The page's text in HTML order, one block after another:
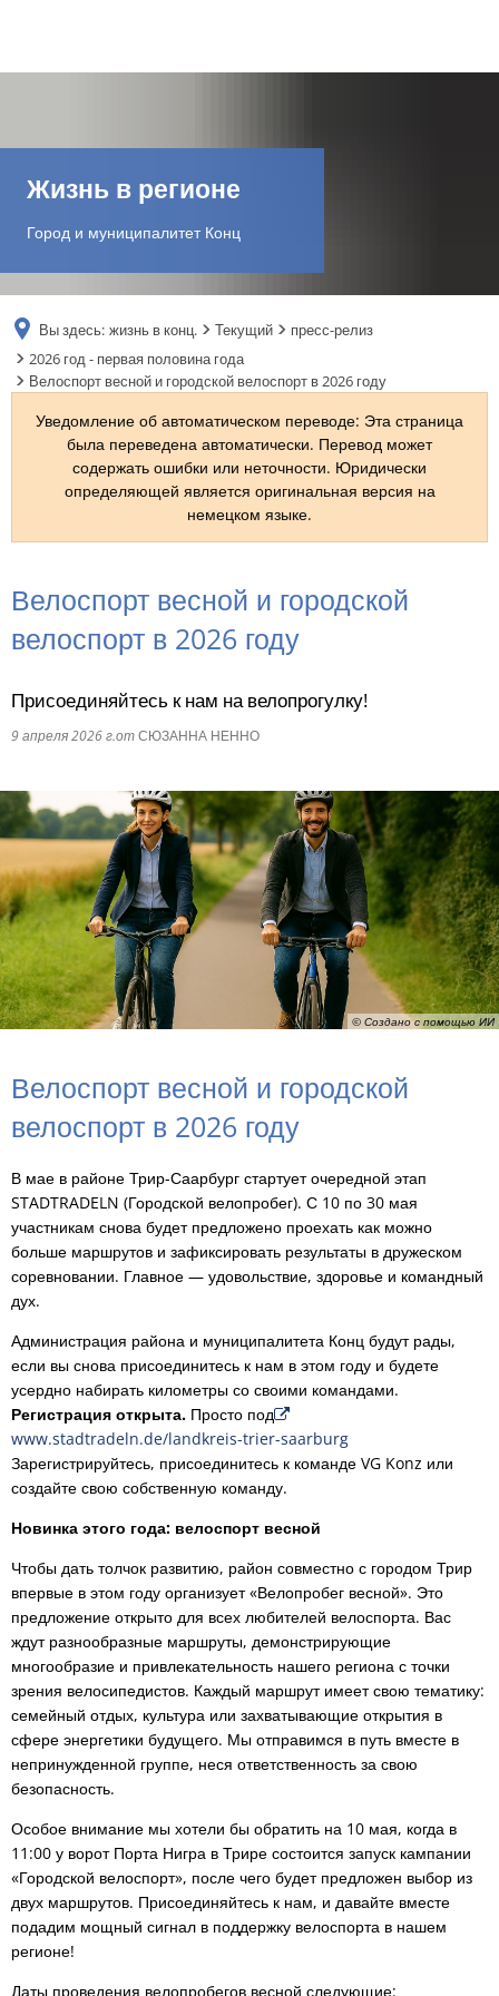
TR
UK
RU
Жизнь в регионе
Город и муниципалитет Конц
Вы здесь: жизнь в конц. Текущий
пресс-релиз
2026 год - первая половина года
Велоспорт весной и городской велоспорт в 2026 году
Уведомление об автоматическом переводе: Эта страница
была переведена автоматически. Перевод может
содержать ошибки или неточности. Юридически
определяющей является оригинальная версия на
немецком языке.
Велоспорт весной и городской
велоспорт в 2026 году
Присоединяйтесь к нам на велопрогулку!
9 апреля 2026 г.отСЮЗАННА НЕННО
© Создано с помощью ИИ
Велоспорт весной и городской
велоспорт в 2026 году
В мае в районе Трир-Саарбург стартует очередной этап
STADTRADELN (Городской велопробег). С 10 по 30 мая
участникам снова будет предложено проехать как можно
больше маршрутов и зафиксировать результаты в дружеском
соревновании. Главное — удовольствие, здоровье и командный
дух.
Администрация района и муниципалитета Конц будут рады,
если вы снова присоединитесь к нам в этом году и будете
усердно набирать километры со своими командами.
Регистрация открыта. Просто под
www.stadtradeln.de/landkreis-trier-saarburg
Зарегистрируйтесь, присоединитесь к команде VG Konz или
создайте свою собственную команду.
Новинка этого года: велоспорт весной
Чтобы дать толчок развитию, район совместно с городом Трир
впервые в этом году организует «Велопробег весной». Это
предложение открыто для всех любителей велоспорта. Вас
ждут разнообразные маршруты, демонстрирующие
многообразие и привлекательность нашего региона с точки
зрения велосипедистов. Каждый маршрут имеет свою тематику:
семейный отдых, культура или захватывающие открытия в
сфере энергетики будущего. Мы отправимся в путь вместе в
непринужденной группе, неся ответственность за свою
безопасность.
Особое внимание мы хотели бы обратить на 10 мая, когда в
11:00 у ворот Порта Нигра в Трире состоится запуск кампании
«Городской велоспорт», после чего будет предложен выбор из
двух маршрутов. Присоединяйтесь к нам, и давайте вместе
подадим мощный сигнал в поддержку велоспорта в нашем
регионе!
Даты проведения велопробегов весной следующие: